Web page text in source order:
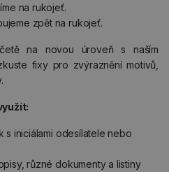
na rukojeť.
zpět na rukojeť.
na novou úroveň s naším
fixy pro zvýraznění motivů,
s iniciálami odesílatele nebo
různé dokumenty a listiny